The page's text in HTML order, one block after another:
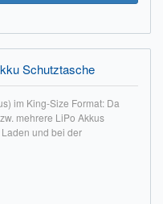
Schutztasche
im King-Size Format: Da
mehrere LiPo Akkus
und bei der